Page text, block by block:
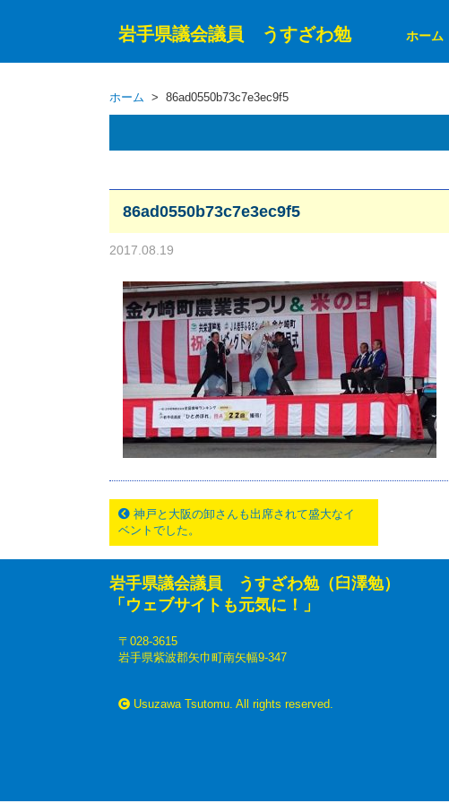
岩手県議会議員 うすざわ勉 ホーム
ホーム > 86ad0550b73c7e3ec9f5
86ad0550b73c7e3ec9f5
2017.08.19
神戸と大阪の卸さんも出席されて盛大なイ
ベントでした。
岩手県議会議員 うすざわ勉（臼澤勉）
「ウェブサイトも元気に！」
〒028-3615
岩手県紫波郡矢巾町南矢幅9-347
Usuzawa Tsutomu. All rights reserved.